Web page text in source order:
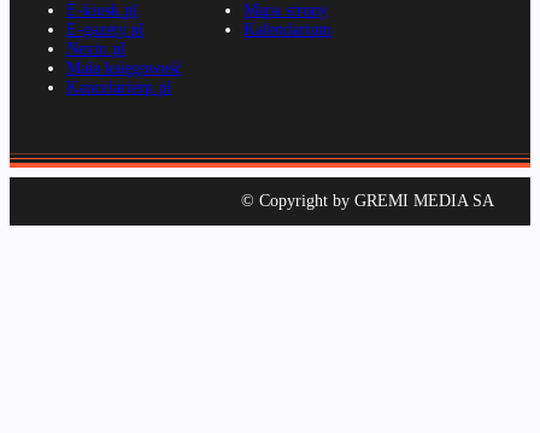
E-kiosk.pl
E-gazety.pl
Nexto.pl
Mała księgowość
Kancelarierp.pl
Mapa strony
Kalendarium
© Copyright by GREMI MEDIA SA